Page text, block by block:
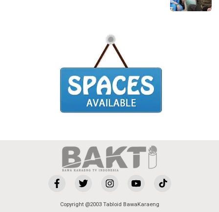
Copyright @2003 Tabloid BawaKaraeng